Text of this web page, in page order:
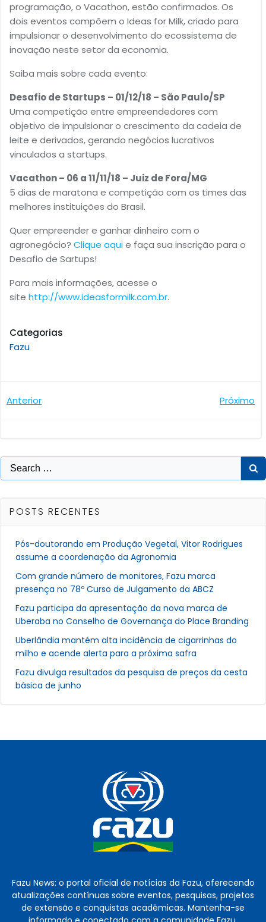
programação, o Vacathon, estão confirmados. Os
dois eventos compõem o Ideas for Milk, criado para
impulsionar o desenvolvimento do ecossistema de
inovação neste setor da economia.
Saiba mais sobre cada evento:
Desafio de Startups – 01/12/18 – São Paulo/SP
Uma competição entre empreendedores com
objetivo de impulsionar o crescimento da cadeia de
leite e derivados, gerando negócios lucrativos
vinculados a startups.
Vacathon – 06 a 11/11/18 – Juiz de Fora/MG
5 dias de maratona e competição com os times das
melhores instituições do Brasil.
Quer empreender e ganhar dinheiro com o
agronegócio? Clique aquie faça sua inscrição para o
Desafio de Sartups!
Para mais informações, acesse o
site http://www.ideasformilk.com.br.
Categorias
Fazu
Navegação
Post
Anterior
Post
Próximo
Search
for:
POSTS RECENTES
Pós-doutorando em Produção Vegetal, Vitor Rodrigues
assume a coordenação da Agronomia
Com grande número de monitores, Fazu marca
presença no 78º Curso de Julgamento da ABCZ
Fazu participa da apresentação da nova marca de
Uberaba no Conselho de Governança do Place Branding
Uberlândia mantém alta incidência de cigarrinhas do
milho e acende alerta para a próxima safra
Fazu divulga resultados da pesquisa de preços da cesta
básica de junho
Fazu News: o portal oficial de notícias da Fazu, oferecendo
atualizações contínuas sobre eventos, pesquisas, projetos
de extensão e conquistas acadêmicas. Mantenha-se